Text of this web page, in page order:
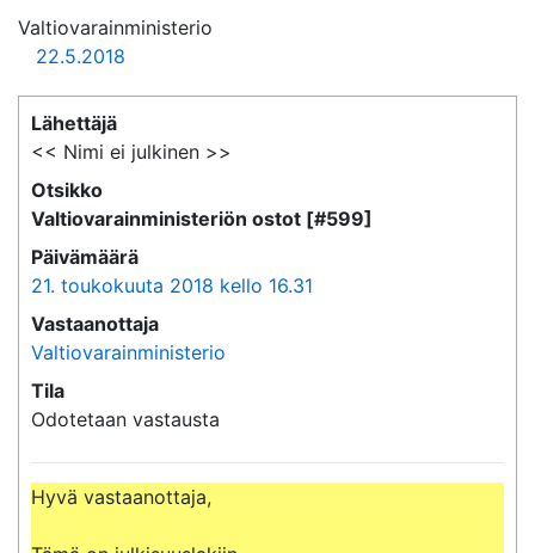
Valtiovarainministerio
22.5.2018
Lähettäjä
<< Nimi ei julkinen >>
Otsikko
Valtiovarainministeriön ostot [#599]
Päivämäärä
21. toukokuuta 2018 kello 16.31
Vastaanottaja
Valtiovarainministerio
Tila
Odotetaan vastausta
Hyvä vastaanottaja,